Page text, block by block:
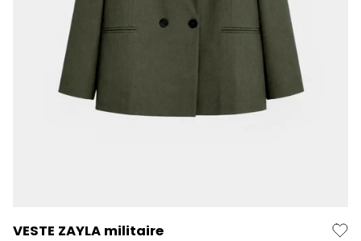
VESTE ZAYLA militaire